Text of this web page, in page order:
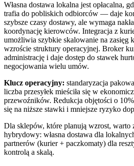
Własna dostawa lokalna jest opłacalna,
trafia do pobliskich odbiorców — daje
szybsze czasy dostawy, ale wymaga
koordynację kierowców. Integracja z
umożliwia szybkie skalowanie na zasięg
wzroście struktury operacyjnej. Broker
administrację i daje dostęp do stawek
negocjowania wielu umów.
Klucz operacyjny: standaryzacja
liczba przesyłek mieściła się w
przewoźników. Redukcja objętości o
się na niższe stawki i mniejsze ryzyko
Dla sklepów, które planują wzrost, warto
hybrydowy: własna dostawa dla
partnerów (kurier + paczkomaty) dla
kontrolą a skalą.